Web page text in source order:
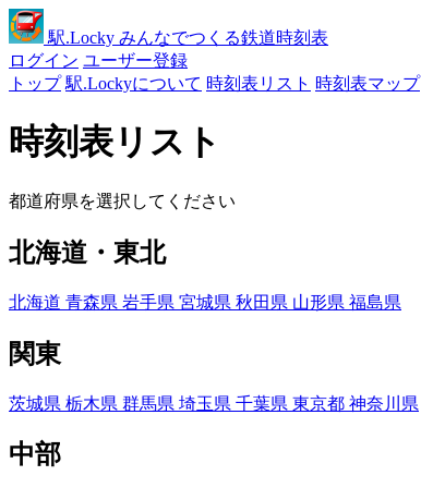
駅.Locky みんなでつくる鉄道時刻表
ログイン ユーザー登録
トップ 駅.Lockyについて 時刻表リスト 時刻表マップ
時刻表リスト
都道府県を選択してください
北海道・東北
北海道 青森県 岩手県 宮城県 秋田県 山形県 福島県
関東
茨城県 栃木県 群馬県 埼玉県 千葉県 東京都 神奈川県
中部